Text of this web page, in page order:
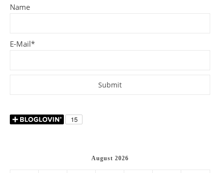
Name
E-Mail*
August 2026